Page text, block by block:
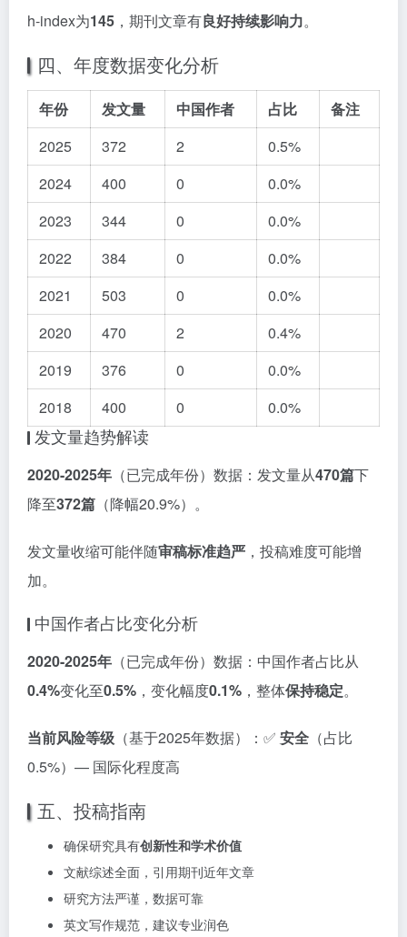
h-index为145 ，期刊文章有良好持续影响力。
四、年度数据变化分析
年份 发文量 中国作者 占比
备注
2025
372 2
0.5%
2024
400 0
0.0%
2023
344 0
0.0%
2022
384 0
0.0%
2021
503 0
0.0%
2020
470 2
0.4%
2019
376 0
0.0%
2018
400 0 0.0%
发文量趋势解读
2020-2025年 （已完成年份）数据：发文量从470篇下
降至372篇 （降幅20.9%）。
发文量收缩可能伴随审稿标准趋严 ，投稿难度可能增
加。
中国作者占比变化分析
2020-2025年 （已完成年份）数据：中国作者占比从
0.4%变化至0.5% ，变化幅度0.1% ，整体保持稳定。
当前风险等级 （基于2025年数据）：✅ 安全 （占比
0.5%）— 国际化程度高
五、投稿指南
确保研究具有创新性和学术价值
文献综述全面，引用期刊近年文章
研究方法严谨，数据可靠
英文写作规范，建议专业润色